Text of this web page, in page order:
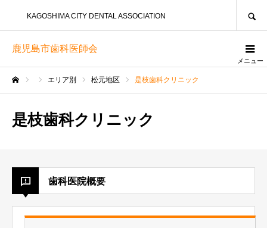
鹿児島市歯科医師会
KAGOSHIMA CITY DENTAL ASSOCIATION
メニュー
エリア別 松元地区 是枝歯科クリニック
是枝歯科クリニック
歯科医院概要